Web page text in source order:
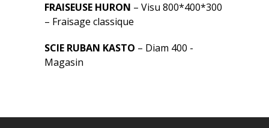
FRAISEUSE HURON – Visu 800*400*300
– Fraisage classique
SCIE RUBAN KASTO – Diam 400 -
Magasin